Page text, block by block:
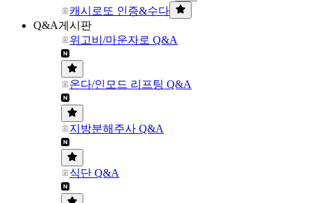
캐시로또 인증&수다
Q&A게시판
위고비/마운자로 Q&A
온다/인모드 리프팅 Q&A
지방분해주사 Q&A
식단 Q&A